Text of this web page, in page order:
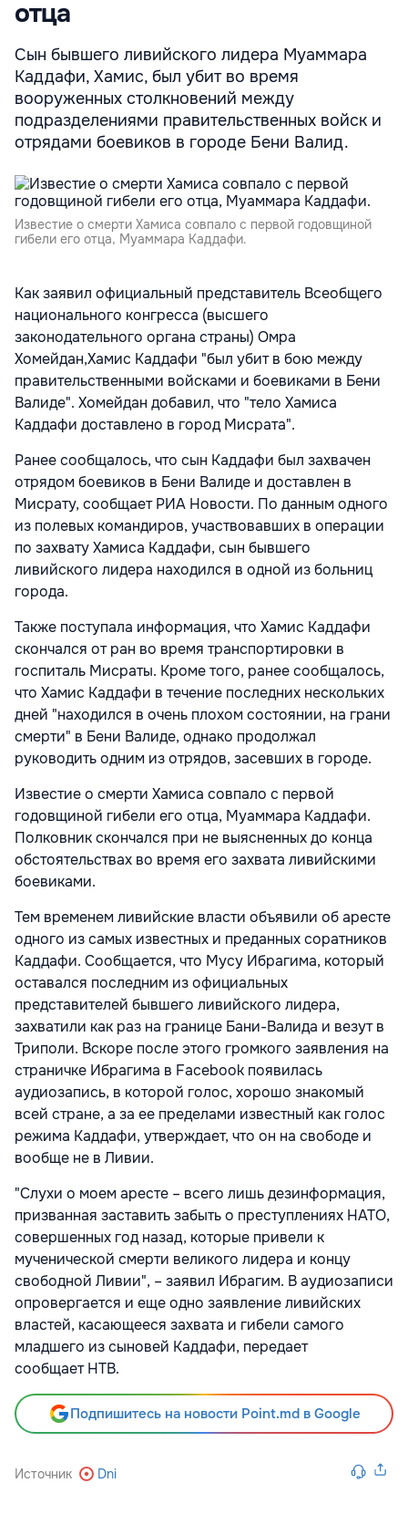
отца
Сын бывшего ливийского лидера Муаммара
Каддафи, Хамис, был убит во время
вооруженных столкновений между
подразделениями правительственных войск и
отрядами боевиков в городе Бени Валид.
Известие о смерти Хамиса совпало с первой годовщиной
гибели его отца, Муаммара Каддафи.
Как заявил официальный представитель Всеобщего
национального конгресса (высшего
законодательного органа страны) Омра
Хомейдан,Хамис Каддафи "был убит в бою между
правительственными войсками и боевиками в Бени
Валиде". Хомейдан добавил, что "тело Хамиса
Каддафи доставлено в город Мисрата".
Ранее сообщалось, что сын Каддафи был захвачен
отрядом боевиков в Бени Валиде и доставлен в
Мисрату, сообщает РИА Новости. По данным одного
из полевых командиров, участвовавших в операции
по захвату Хамиса Каддафи, сын бывшего
ливийского лидера находился в одной из больниц
города.
Также поступала информация, что Хамис Каддафи
скончался от ран во время транспортировки в
госпиталь Мисраты. Кроме того, ранее сообщалось,
что Хамис Каддафи в течение последних нескольких
дней "находился в очень плохом состоянии, на грани
смерти" в Бени Валиде, однако продолжал
руководить одним из отрядов, засевших в городе.
Известие о смерти Хамиса совпало с первой
годовщиной гибели его отца, Муаммара Каддафи.
Полковник скончался при не выясненных до конца
обстоятельствах во время его захвата ливийскими
боевиками.
Тем временем ливийские власти объявили об аресте
одного из самых известных и преданных соратников
Каддафи. Сообщается, что Мусу Ибрагима, который
оставался последним из официальных
представителей бывшего ливийского лидера,
захватили как раз на границе Бани-Валида и везут в
Триполи. Вскоре после этого громкого заявления на
страничке Ибрагима в Facebook появилась
аудиозапись, в которой голос, хорошо знакомый
всей стране, а за ее пределами известный как голос
режима Каддафи, утверждает, что он на свободе и
вообще не в Ливии.
"Слухи о моем аресте – всего лишь дезинформация,
призванная заставить забыть о преступлениях НАТО,
совершенных год назад, которые привели к
мученической смерти великого лидера и концу
свободной Ливии", – заявил Ибрагим. В аудиозаписи
опровергается и еще одно заявление ливийских
властей, касающееся захвата и гибели самого
младшего из сыновей Каддафи, передает
сообщает НТВ.
Подпишитесь на новости Point.md в Google
Источник Dni